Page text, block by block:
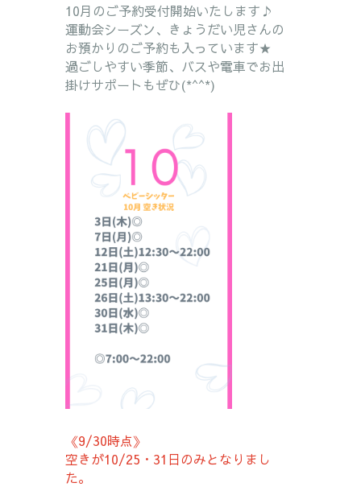
10月のご予約受付開始いたします♪
運動会シーズン、きょうだい児さんの
お預かりのご予約も入っています★
過ごしやすい季節、バスや電車でお出
掛けサポートもぜひ(*^^*)
《9/30時点》
空きが10/25・31日のみとなりまし
た。